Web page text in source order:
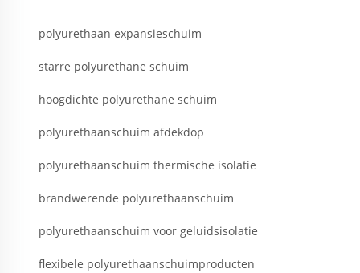
polyurethaan expansieschuim
starre polyurethane schuim
hoogdichte polyurethane schuim
polyurethaanschuim afdekdop
polyurethaanschuim thermische isolatie
brandwerende polyurethaanschuim
polyurethaanschuim voor geluidsisolatie
flexibele polyurethaanschuimproducten